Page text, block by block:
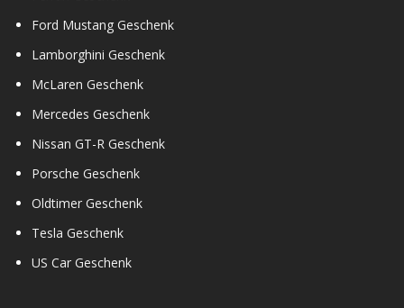
Ford Mustang Geschenk
Lamborghini Geschenk
McLaren Geschenk
Mercedes Geschenk
Nissan GT-R Geschenk
Porsche Geschenk
Oldtimer Geschenk
Tesla Geschenk
US Car Geschenk